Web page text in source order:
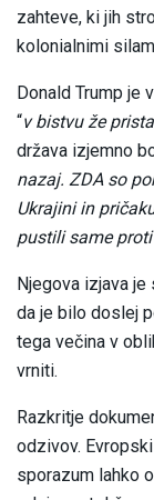
zahteve, ki jih
kolonialnimi
Donald Trump je
“v bistvu že
država izjemno
nazaj. ZDA so
Ukrajini in
pustili same
Njegova izjava je
da je bilo doslej
tega večina v
vrniti.
Razkritje
odzivov.
sporazum lahko